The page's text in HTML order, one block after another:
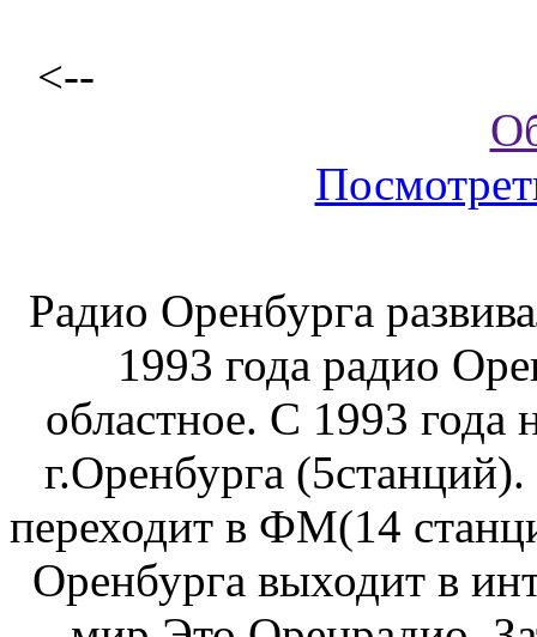
<--
Радио Оренбурга
1993 года радио
областное. С 1993
г.Оренбурга
переходит в ФМ(14
Оренбурга выходит в